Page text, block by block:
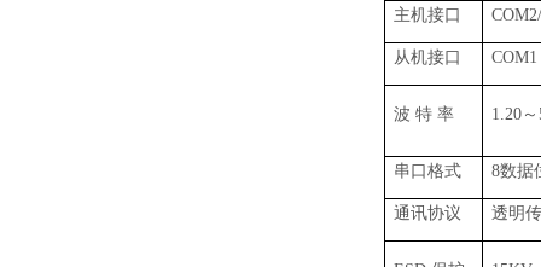
主机接口
从机接口 COM1
波 特 率 1.20
串口格式 8数据
通讯协议 透明